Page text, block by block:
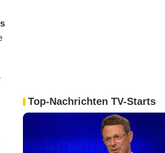
Top-Nachrichten TV-Starts